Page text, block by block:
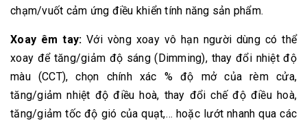
chạm/vuốt cảm ứng điều khiển tính năng sản phẩm.
Xoay êm tay: Với vòng xoay vô hạn người dùng có thể
xoay để tăng/giảm độ sáng (Dimming), thay đổi nhiệt độ
màu (CCT), chọn chính xác % độ mở của rèm cửa,
tăng/giảm nhiệt độ điều hoà, thay đổi chế độ điều hoà,
tăng/giảm tốc độ gió của quạt,… hoặc lướt nhanh qua các